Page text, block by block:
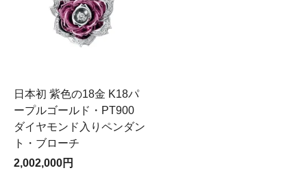
日本初 紫色の18金 K18パ
ープルゴールド・PT900
ダイヤモンド入りペンダン
ト・ブローチ
2,002,000円